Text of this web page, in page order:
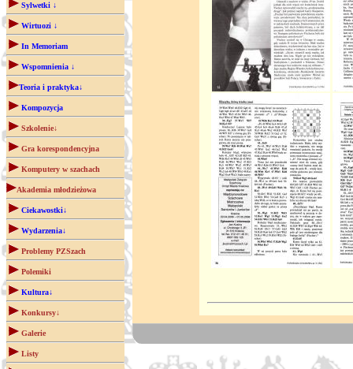
Sylwetki ↓
Wirtuozi ↓
In Memoriam
Wspomnienia ↓
Teoria i praktyka↓
Kompozycja
Szkolenie↓
Gra korespondencyjna
Komputery w szachach
Akademia młodzieżowa
Ciekawostki↓
Wydarzenia↓
Problemy PZSzach
Polemiki
Kultura↓
Konkursy↓
Galerie
Listy